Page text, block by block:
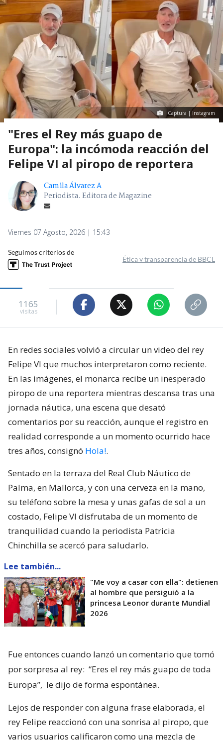
Captura | Instagram
"Eres el Rey más guapo de
Europa": la incómoda reacción del
Felipe VI al piropo de reportera
Camila Álvarez A
Periodista. Editora de Magazine
Viernes 07 Agosto, 2026 | 15:43
Seguimos criterios de
Ética y transparencia de BBCL
1165
visitas
En redes sociales volvió a circular un video del rey
Felipe VI que muchos interpretaron como reciente.
En las imágenes, el monarca recibe un inesperado
piropo de una reportera mientras descansa tras una
jornada náutica, una escena que desató
comentarios por su reacción, aunque el registro en
realidad corresponde a un momento ocurrido hace
tres años, consignó Hola!.
Sentado en la terraza del Real Club Náutico de
Palma, en Mallorca, y con una cerveza en la mano,
su teléfono sobre la mesa y unas gafas de sol a un
costado, Felipe VI disfrutaba de un momento de
tranquilidad cuando la periodista Patricia
Chinchilla se acercó para saludarlo.
Lee también...
"Me voy a casar con ella": detienen
al hombre que persiguió a la
princesa Leonor durante Mundial
2026
Fue entonces cuando lanzó un comentario que tomó
por sorpresa al rey: “Eres el rey más guapo de toda
Europa”, le dijo de forma espontánea.
Lejos de responder con alguna frase elaborada, el
rey Felipe reaccionó con una sonrisa al piropo, que
varios usuarios calificaron como una mezcla de